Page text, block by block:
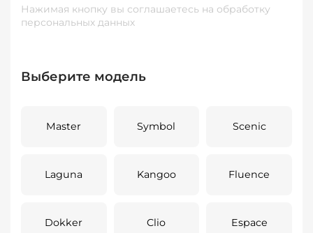
Нажимая кнопку вы соглашаетесь на обработку
персональных данных
Выберите модель
Master Symbol Scenic
Laguna Kangoo Fluence
Dokker Clio Espace